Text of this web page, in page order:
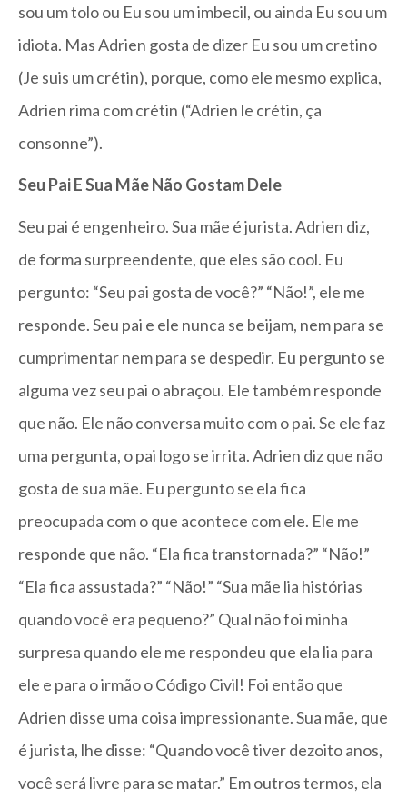
sou um tolo ou Eu sou um imbecil, ou ainda Eu sou um
idiota. Mas Adrien gosta de dizer Eu sou um cretino
(Je suis um crétin), porque, como ele mesmo explica,
Adrien rima com crétin (“Adrien le crétin, ça
consonne”).
Seu Pai E Sua Mãe Não Gostam Dele
Seu pai é engenheiro. Sua mãe é jurista. Adrien diz,
de forma surpreendente, que eles são cool. Eu
pergunto: “Seu pai gosta de você?” “Não!”, ele me
responde. Seu pai e ele nunca se beijam, nem para se
cumprimentar nem para se despedir. Eu pergunto se
alguma vez seu pai o abraçou. Ele também responde
que não. Ele não conversa muito com o pai. Se ele faz
uma pergunta, o pai logo se irrita. Adrien diz que não
gosta de sua mãe. Eu pergunto se ela fica
preocupada com o que acontece com ele. Ele me
responde que não. “Ela fica transtornada?” “Não!”
“Ela fica assustada?” “Não!” “Sua mãe lia histórias
quando você era pequeno?” Qual não foi minha
surpresa quando ele me respondeu que ela lia para
ele e para o irmão o Código Civil! Foi então que
Adrien disse uma coisa impressionante. Sua mãe, que
é jurista, lhe disse: “Quando você tiver dezoito anos,
você será livre para se matar.” Em outros termos, ela